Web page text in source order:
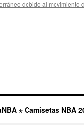
debido al movimiento
⋆ Camisetas NBA